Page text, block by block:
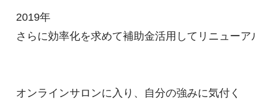
2019年
さらに効率化を求めて補助金活用してリニューアル
オンラインサロンに入り、自分の強みに気付く